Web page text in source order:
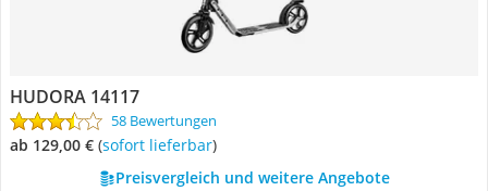
HUDORA 14117
58 Bewertungen
ab 129,00 € ( Sofort lieferbar)
Preisvergleich und weitere Angebote